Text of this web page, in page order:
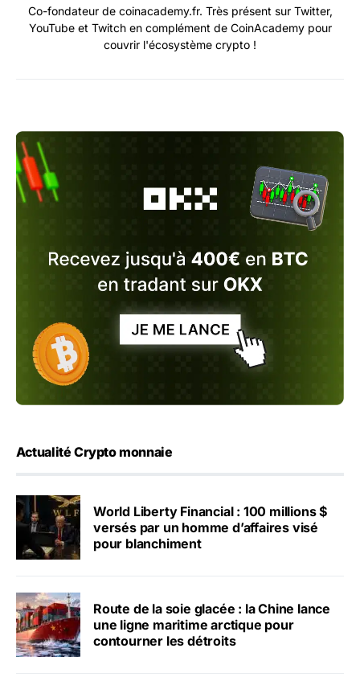
Co-fondateur de coinacademy.fr. Très présent sur Twitter,
YouTube et Twitch en complément de CoinAcademy pour
couvrir l'écosystème crypto !
Actualité Crypto monnaie
World Liberty Financial : 100 millions $
versés par un homme d’affaires visé
pour blanchiment
Route de la soie glacée : la Chine lance
une ligne maritime arctique pour
contourner les détroits